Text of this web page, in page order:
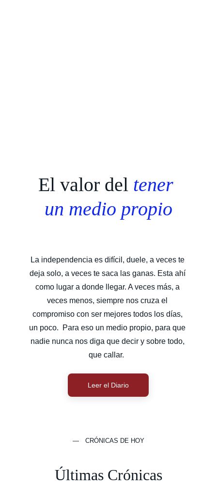
Leer el Diario
El valor del tener
un medio propio
La independencia es difícil, duele, a veces te
deja solo, a veces te saca las ganas. Esta ahí
como lugar a donde llegar. A veces más, a
veces menos, siempre nos cruza el
compromiso con ser mejores todos los días,
un poco.  Para eso un medio propio, para que
nadie nunca nos diga que decir y sobre todo,
que callar.
— CRÓNICAS DE HOY
Últimas Crónicas